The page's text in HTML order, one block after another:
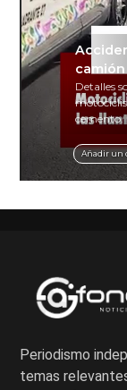
Añadir un
Detalles
cemento.
vial y
Periodismo
temas